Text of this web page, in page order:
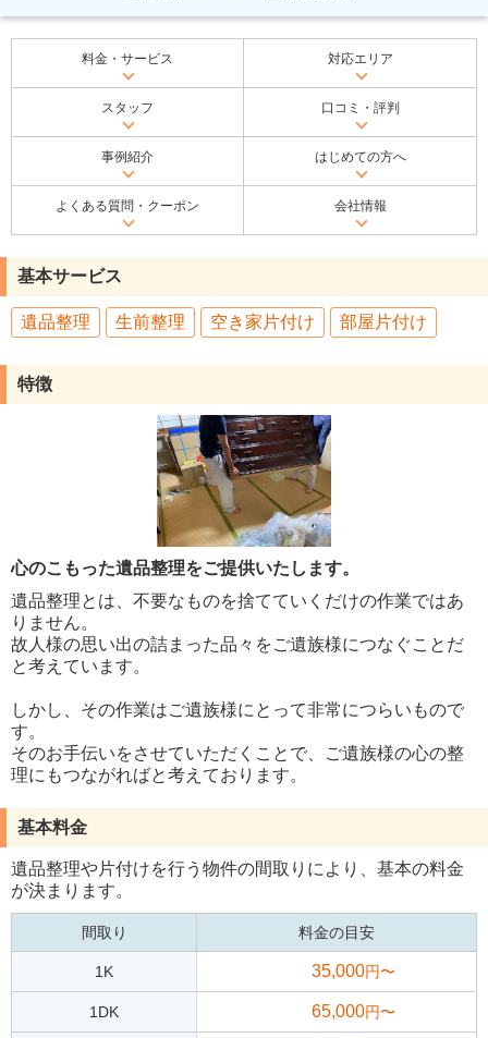
料金・サービス 対応エリア
スタッフ 口コミ・評判
事例紹介 はじめての方へ
よくある質問・クーポン 会社情報
基本サービス
遺品整理 生前整理 空き家片付け 部屋片付け
特徴
心のこもった遺品整理をご提供いたします。
遺品整理とは、不要なものを捨てていくだけの作業ではあ
りません。
故人様の思い出の詰まった品々をご遺族様につなぐことだ
と考えています。
しかし、その作業はご遺族様にとって非常につらいもので
す。
そのお手伝いをさせていただくことで、ご遺族様の心の整
理にもつながればと考えております。
基本料金
遺品整理や片付けを行う物件の間取りにより、基本の料金
が決まります。
間取り 料金の目安
1K 35,000円〜
1DK 65,000円〜